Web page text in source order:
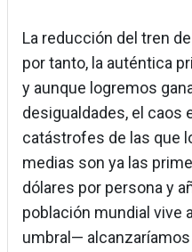
La reducción del tren
por tanto, la auténtica
y aunque logremos
desigualdades, el caos
catástrofes de las que
medias son ya las
dólares por persona y
población mundial vive
umbral—